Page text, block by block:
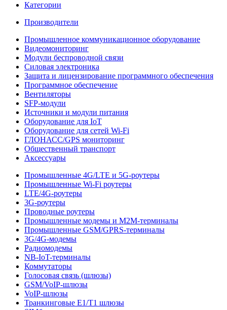
Категории
Производители
Промышленное коммуникационное оборудование
Видеомониторинг
Модули беспроводной связи
Силовая электроника
Защита и лицензирование программного обеспечения
Программное обеспечение
Вентиляторы
SFP-модули
Источники и модули питания
Оборудование для IoT
Оборудование для сетей Wi-Fi
ГЛОНАСС/GPS мониторинг
Общественный транспорт
Аксессуары
Промышленные 4G/LTE и 5G-роутеры
Промышленные Wi-Fi роутеры
LTE/4G-роутеры
3G-роутеры
Проводные роутеры
Промышленные модемы и M2M-терминалы
Промышленные GSM/GPRS-терминалы
3G/4G-модемы
Радиомодемы
NB-IoT-терминалы
Коммутаторы
Голосовая связь (шлюзы)
GSM/VoIP-шлюзы
VoIP-шлюзы
Транкинговые E1/T1 шлюзы